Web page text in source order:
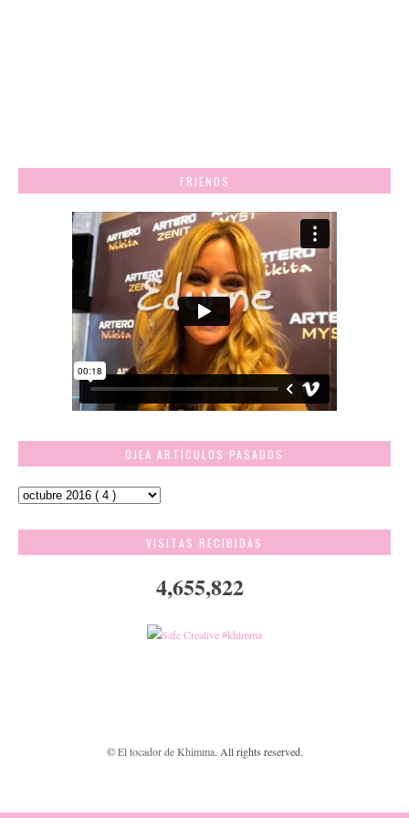
FRIENDS
OJEA ARTÍCULOS PASADOS
VISITAS RECIBIDAS
4,655,822
©El tocador de Khimma. All rights reserved.